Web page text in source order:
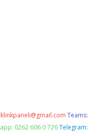
Teams:
0262 606 0 726 Telegram: